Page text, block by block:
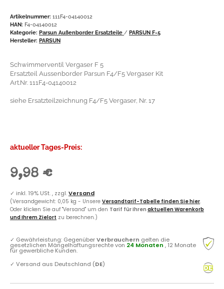
Artikelnummer: 111F4-04140012
HAN: F4-04140012
Kategorie: Parsun Außenborder Ersatzteile / PARSUN F-5
Hersteller: PARSUN
Schwimmerventil Vergaser F 5
Ersatzteil Aussenborder Parsun F4/F5 Vergaser Kit
Art.Nr. 111F4-04140012
siehe Ersatzteilzeichnung F4/F5 Vergaser, Nr. 17
aktueller Tages-Preis:
9,98 €
✓ inkl. 19% USt. , zzgl.Versand
(Versandgewicht: 0,05 kg - Unsere Versandtarif-Tabelle finden Sie hier.
Oder klicken Sie auf "Versand" um den Tarif für Ihren aktuellen Warenkorb
und Ihrem Zielort zu berechnen.)
✓ Gewährleistung: GegenüberVerbrauchern gelten die
gesetzlichen Mängelhaftungsrechte von 24 Monaten , 12 Monate
für gewerbliche Kunden.
✓ Versand aus Deutschland (DE)